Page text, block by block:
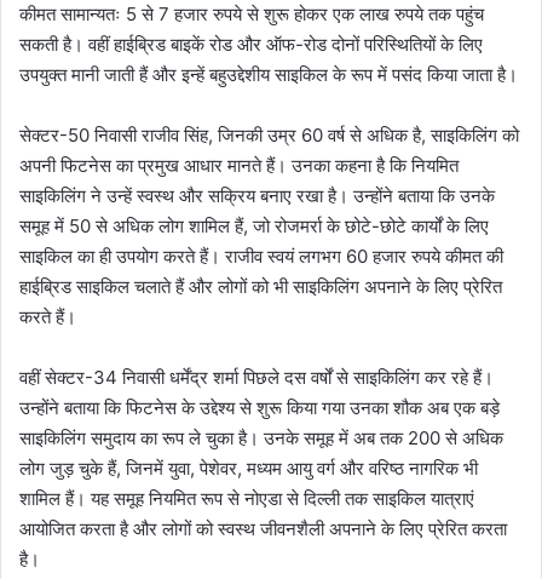
कीमत सामान्यतः 5 से 7 हजार रुपये से शुरू होकर एक लाख रुपये तक पहुंच
सकती है। वहीं हाईब्रिड बाइकें रोड और ऑफ-रोड दोनों परिस्थितियों के लिए
उपयुक्त मानी जाती हैं और इन्हें बहुउद्देशीय साइकिल के रूप में पसंद किया जाता है।
सेक्टर-50 निवासी राजीव सिंह, जिनकी उम्र 60 वर्ष से अधिक है, साइकिलिंग को
अपनी फिटनेस का प्रमुख आधार मानते हैं। उनका कहना है कि नियमित
साइकिलिंग ने उन्हें स्वस्थ और सक्रिय बनाए रखा है। उन्होंने बताया कि उनके
समूह में 50 से अधिक लोग शामिल हैं, जो रोजमर्रा के छोटे-छोटे कार्यों के लिए
साइकिल का ही उपयोग करते हैं। राजीव स्वयं लगभग 60 हजार रुपये कीमत की
हाईब्रिड साइकिल चलाते हैं और लोगों को भी साइकिलिंग अपनाने के लिए प्रेरित
करते हैं।
वहीं सेक्टर-34 निवासी धर्मेंद्र शर्मा पिछले दस वर्षों से साइकिलिंग कर रहे हैं।
उन्होंने बताया कि फिटनेस के उद्देश्य से शुरू किया गया उनका शौक अब एक बड़े
साइकिलिंग समुदाय का रूप ले चुका है। उनके समूह में अब तक 200 से अधिक
लोग जुड़ चुके हैं, जिनमें युवा, पेशेवर, मध्यम आयु वर्ग और वरिष्ठ नागरिक भी
शामिल हैं। यह समूह नियमित रूप से नोएडा से दिल्ली तक साइकिल यात्राएं
आयोजित करता है और लोगों को स्वस्थ जीवनशैली अपनाने के लिए प्रेरित करता
है।